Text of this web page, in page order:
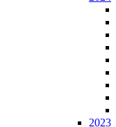
2023